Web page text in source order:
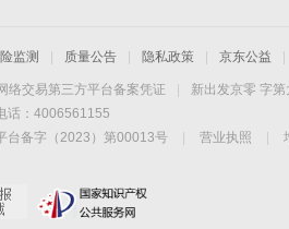
监测 质量公告 隐私政策 京东公益
络交易第三方平台备案凭证
新出发京零 字
话：4006561155
台备字（2023）第00013号 营业执照